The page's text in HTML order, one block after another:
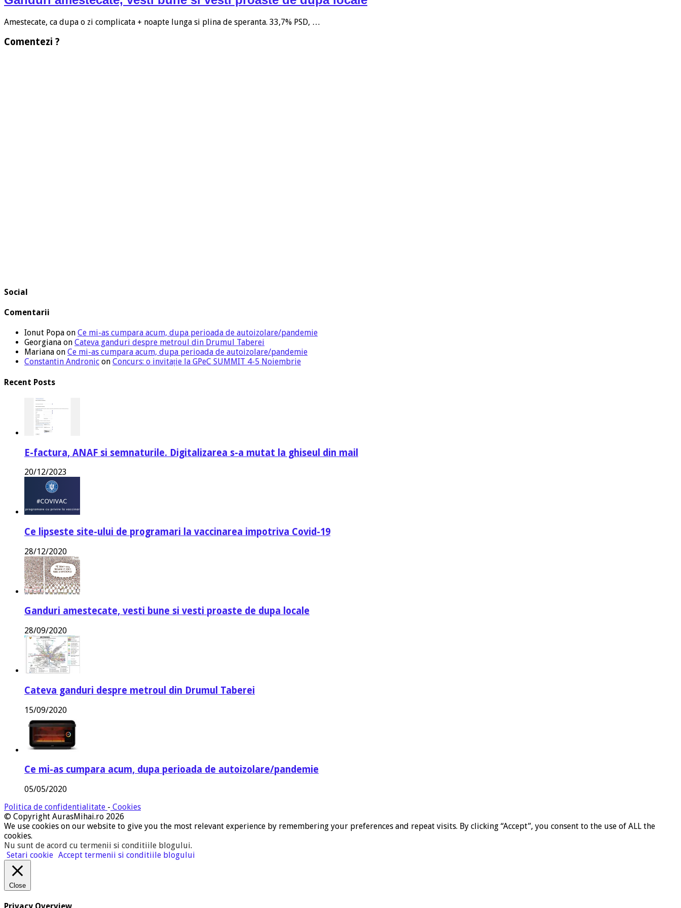
Amestecate, ca dupa o zi complicata + noapte lunga si plina de speranta. 33,7% PSD, …
Comentezi ?
Social
Comentarii
Ionut Popa on Ce mi-as cumpara acum, dupa perioada de autoizolare/pandemie
Georgiana on Cateva ganduri despre metroul din Drumul Taberei
Mariana on Ce mi-as cumpara acum, dupa perioada de autoizolare/pandemie
Constantin Andronic on Concurs: o invitație la GPeC SUMMIT 4-5 Noiembrie
Recent Posts
E-factura, ANAF si semnaturile. Digitalizarea s-a mutat la ghiseul din mail
20/12/2023
Ce lipseste site-ului de programari la vaccinarea impotriva Covid-19
28/12/2020
Ganduri amestecate, vesti bune si vesti proaste de dupa locale
28/09/2020
Cateva ganduri despre metroul din Drumul Taberei
15/09/2020
Ce mi-as cumpara acum, dupa perioada de autoizolare/pandemie
05/05/2020
Politica de confidentialitate - Cookies
© Copyright AurasMihai.ro 2026
We use cookies on our website to give you the most relevant experience by remembering your preferences and repeat visits. By clicking “Accept”, you consent to the use of ALL the
cookies.
Nu sunt de acord cu termenii si conditiile blogului.
Setari cookie Accept termenii si conditiile blogului
Close